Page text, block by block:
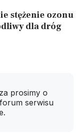
stężenie ozonu
dla dróg
prosimy o
forum serwisu